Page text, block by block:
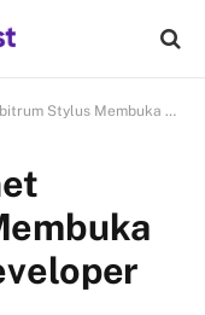
Pintu Bagi para Developer Tradisional